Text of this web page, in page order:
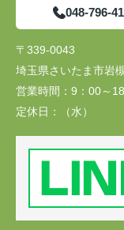
048-796-
〒339-0043
埼玉県さいたま市岩
営業時間： 9：00～
定休日：
（水）